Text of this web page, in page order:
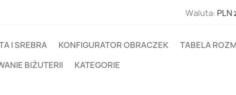
Waluta: PLN
I SREBRA KONFIGURATOR OBRACZEK
TABELA
BIŻUTERII
KATEGORIE